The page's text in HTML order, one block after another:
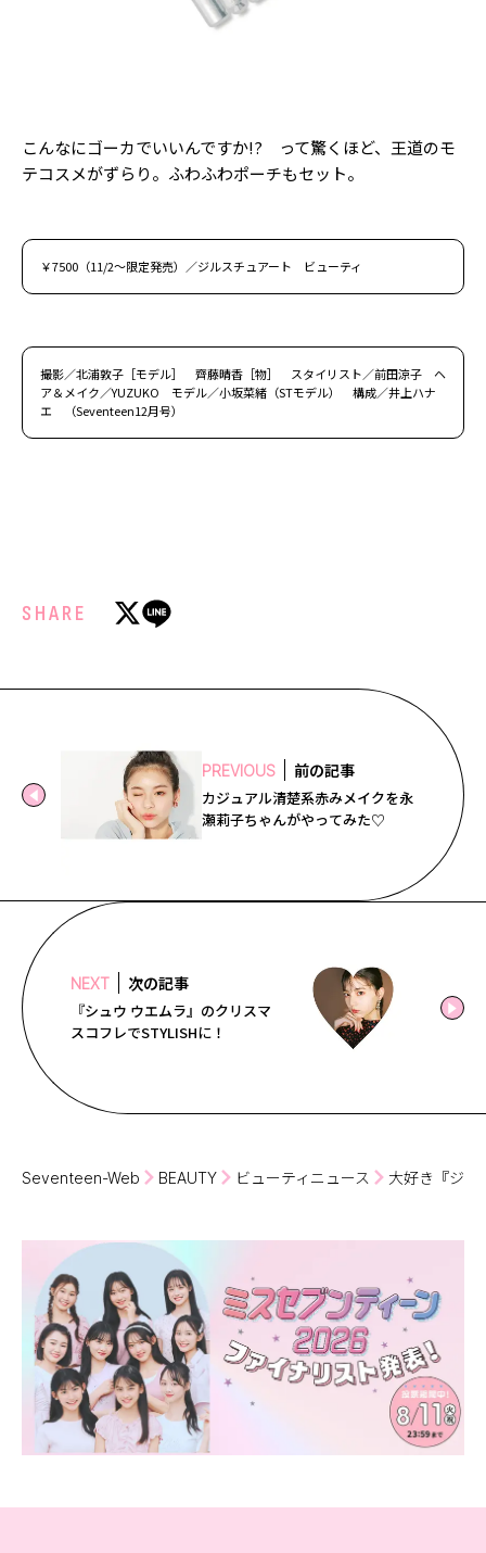
こんなにゴーカでいいんですか!? って驚くほど、王道のモ
テコスメがずらり。ふわふわポーチもセット。
￥7500（11/2〜限定発売）／ジルスチュアート ビューティ
撮影／北浦敦子［モデル］ 齊藤晴香［物］ スタイリスト／前田涼子 ヘ
ア＆メイク／YUZUKO モデル／小坂菜緒（STモデル） 構成／井上ハナ
エ （Seventeen12月号）
SHARE
PREVIOUS 前の記事
カジュアル清楚系赤みメイクを永
瀬莉子ちゃんがやってみた♡
NEXT 次の記事
『シュウ ウエムラ』のクリスマ
スコフレでSTYLISHに！
Seventeen-Web BEAUTY ビューティニュース 大好き『ジル